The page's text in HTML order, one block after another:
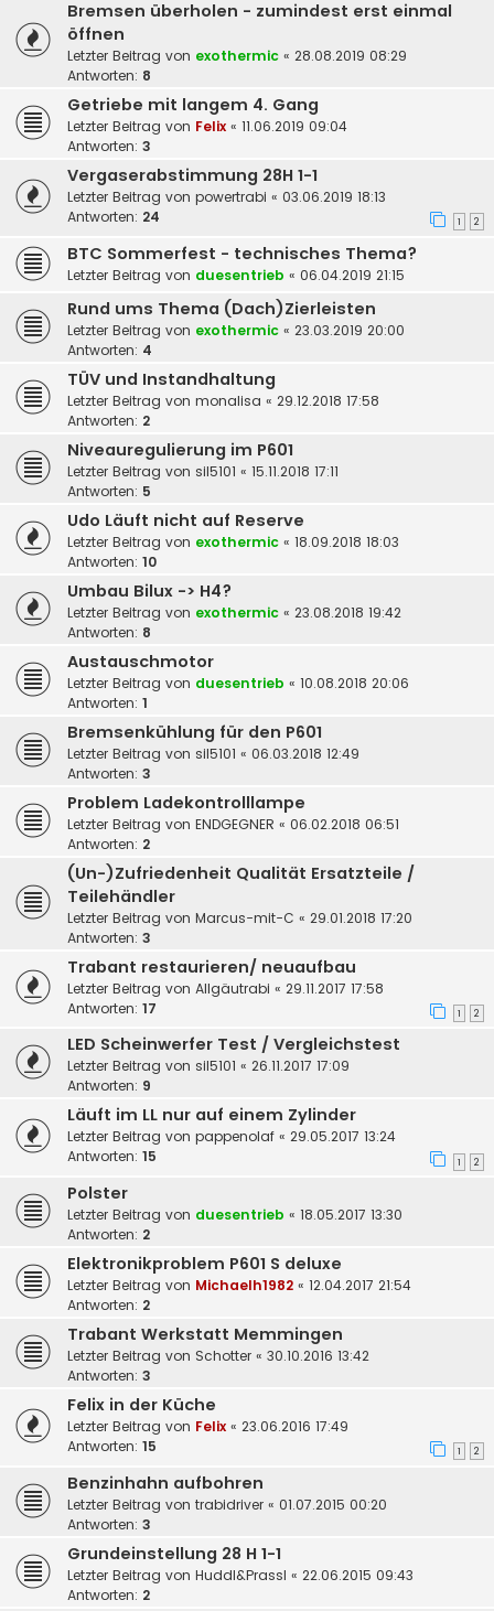
Bremsen überholen - zumindest erst einmal
öffnen
Letzter Beitrag von exothermic « 28.08.2019 08:29
Antworten: 8
Getriebe mit langem 4. Gang
Letzter Beitrag von Felix « 11.06.2019 09:04
Antworten: 3
Vergaserabstimmung 28H 1-1
Letzter Beitrag von powertrabi « 03.06.2019 18:13
Antworten: 24 1 2
BTC Sommerfest - technisches Thema?
Letzter Beitrag von duesentrieb « 06.04.2019 21:15
Rund ums Thema (Dach)Zierleisten
Letzter Beitrag von exothermic « 23.03.2019 20:00
Antworten: 4
TÜV und Instandhaltung
Letzter Beitrag von monalisa « 29.12.2018 17:58
Antworten: 2
Niveauregulierung im P601
Letzter Beitrag von sil5101 « 15.11.2018 17:11
Antworten: 5
Udo Läuft nicht auf Reserve
Letzter Beitrag von exothermic « 18.09.2018 18:03
Antworten: 10
Umbau Bilux -> H4?
Letzter Beitrag von exothermic « 23.08.2018 19:42
Antworten: 8
Austauschmotor
Letzter Beitrag von duesentrieb « 10.08.2018 20:06
Antworten: 1
Bremsenkühlung für den P601
Letzter Beitrag von sil5101 « 06.03.2018 12:49
Antworten: 3
Problem Ladekontrolllampe
Letzter Beitrag von ENDGEGNER « 06.02.2018 06:51
Antworten: 2
(Un-)Zufriedenheit Qualität Ersatzteile /
Teilehändler
Letzter Beitrag von Marcus-mit-C « 29.01.2018 17:20
Antworten: 3
Trabant restaurieren/ neuaufbau
Letzter Beitrag von Allgäutrabi « 29.11.2017 17:58
Antworten: 17 1 2
LED Scheinwerfer Test / Vergleichstest
Letzter Beitrag von sil5101 « 26.11.2017 17:09
Antworten: 9
Läuft im LL nur auf einem Zylinder
Letzter Beitrag von pappenolaf « 29.05.2017 13:24
Antworten: 15 1 2
Polster
Letzter Beitrag von duesentrieb « 18.05.2017 13:30
Antworten: 2
Elektronikproblem P601 S deluxe
Letzter Beitrag von Michaelh1982 « 12.04.2017 21:54
Antworten: 2
Trabant Werkstatt Memmingen
Letzter Beitrag von Schotter « 30.10.2016 13:42
Antworten: 3
Felix in der Küche
Letzter Beitrag von Felix « 23.06.2016 17:49
Antworten: 15 1 2
Benzinhahn aufbohren
Letzter Beitrag von trabidriver « 01.07.2015 00:20
Antworten: 3
Grundeinstellung 28 H 1-1
Letzter Beitrag von Huddl&Prassl « 22.06.2015 09:43
Antworten: 2